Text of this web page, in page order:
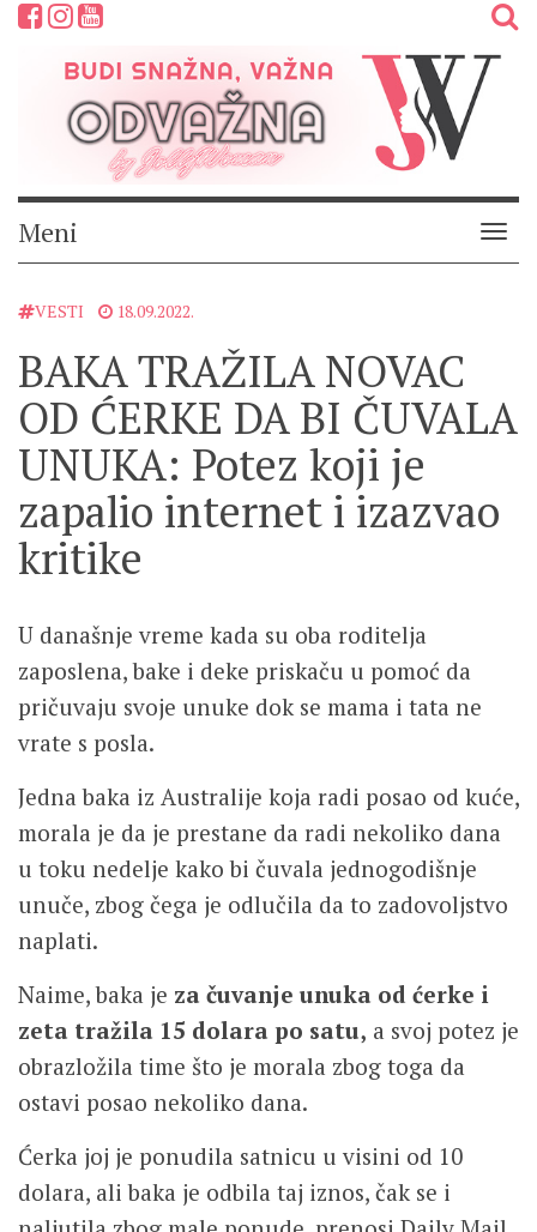
Meni
Meni
VESTI 18.09.2022.
BAKA TRAŽILA NOVAC
OD ĆERKE DA BI ČUVALA
UNUKA: Potez koji je
zapalio internet i izazvao
kritike
U današnje vreme kada su oba roditelja
zaposlena, bake i deke priskaču u pomoć da
pričuvaju svoje unuke dok se mama i tata ne
vrate s posla.
Jedna baka iz Australije koja radi posao od kuće,
morala je da je prestane da radi nekoliko dana
u toku nedelje kako bi čuvala jednogodišnje
unuče, zbog čega je odlučila da to zadovoljstvo
naplati.
Naime, baka je za čuvanje unuka od ćerke i
zeta tražila 15 dolara po satu, a svoj potez je
obrazložila time što je morala zbog toga da
ostavi posao nekoliko dana.
Ćerka joj je ponudila satnicu u visini od 10
dolara, ali baka je odbila taj iznos, čak se i